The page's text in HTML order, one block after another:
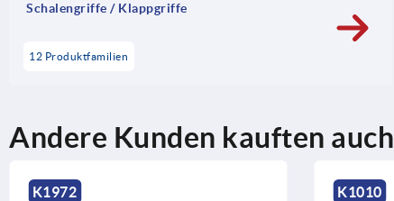
Schalengriffe / Klappgriffe
12 Produktfamilien
Andere Kunden kauften auch